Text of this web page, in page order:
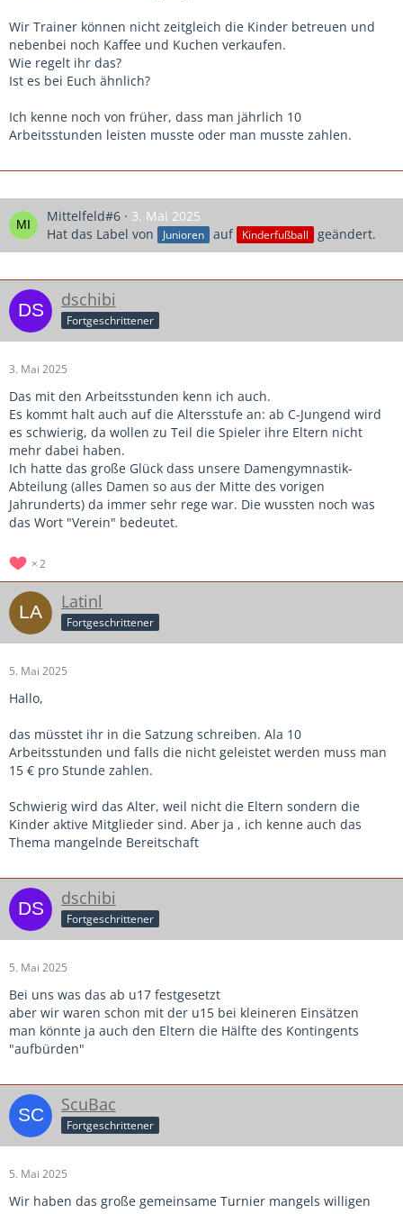
Wir Trainer können nicht zeitgleich die Kinder betreuen und
nebenbei noch Kaffee und Kuchen verkaufen.
Wie regelt ihr das?
Ist es bei Euch ähnlich?
Ich kenne noch von früher, dass man jährlich 10
Arbeitsstunden leisten musste oder man musste zahlen.
Mittelfeld#6
3. Mai 2025
Hat das Label von
Junioren auf Kinderfußball geändert.
dschibi
Fortgeschrittener
3. Mai 2025
Das mit den Arbeitsstunden kenn ich auch.
Es kommt halt auch auf die Altersstufe an: ab C-Jungend wird
es schwierig, da wollen zu Teil die Spieler ihre Eltern nicht
mehr dabei haben.
Ich hatte das große Glück dass unsere Damengymnastik-
Abteilung (alles Damen so aus der Mitte des vorigen
Jahrunderts) da immer sehr rege war. Die wussten noch was
das Wort "Verein" bedeutet.
2
Latinl
Fortgeschrittener
5. Mai 2025
Hallo,
das müsstet ihr in die Satzung schreiben. Ala 10
Arbeitsstunden und falls die nicht geleistet werden muss man
15 € pro Stunde zahlen.
Schwierig wird das Alter, weil nicht die Eltern sondern die
Kinder aktive Mitglieder sind. Aber ja , ich kenne auch das
Thema mangelnde Bereitschaft
dschibi
Fortgeschrittener
5. Mai 2025
Bei uns was das ab u17 festgesetzt
aber wir waren schon mit der u15 bei kleineren Einsätzen
man könnte ja auch den Eltern die Hälfte des Kontingents
"aufbürden"
ScuBac
Fortgeschrittener
5. Mai 2025
Wir haben das große gemeinsame Turnier mangels willigen